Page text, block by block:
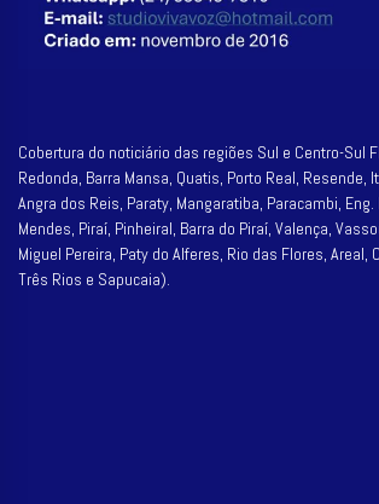
Cobertura do noticiário das regiões Sul e Centro-Sul
Redonda, Barra Mansa, Quatis, Porto Real, Resende,
Angra dos Reis, Paraty, Mangaratiba, Paracambi,
Mendes, Piraí, Pinheiral, Barra do Piraí, Valença,
Miguel Pereira, Paty do Alferes, Rio das Flores, Areal,
Três Rios e Sapucaia).